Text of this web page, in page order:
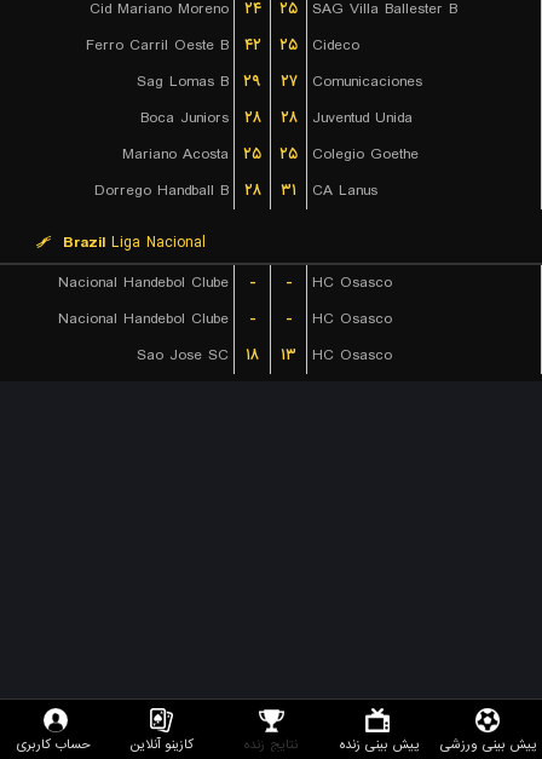
Cid Mariano Moreno
۲۴ ۲۵
SAG Villa Ballester B
Ferro Carril Oeste B
۴۲ ۲۵
Cideco
Sag Lomas B
۲۹ ۲۷
Comunicaciones
Boca Juniors
۲۸ ۲۸
Juventud Unida
Mariano Acosta
۲۵ ۲۵
Colegio Goethe
Dorrego Handball B
۲۸ ۳۱ CA Lanus
Brazil Liga Nacional
Nacional Handebol Clube
- -
HC Osasco
Nacional Handebol Clube
- -
HC Osasco
Sao Jose SC
۱۸ ۱۳ HC Osasco
پیش بینی ورزشی پیش بینی زنده نتایج زنده کازینو آنلاین حساب کاربری